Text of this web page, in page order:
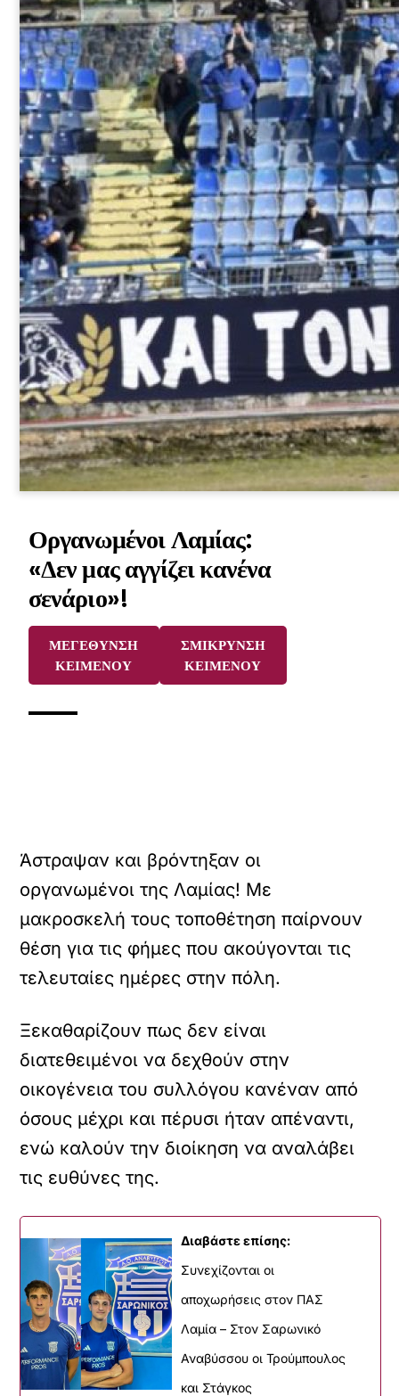
Οργανωμένοι Λαμίας:
«Δεν μας αγγίζει κανένα
σενάριο»!
ΜΕΓΕΘΥΝΣΗ
ΚΕΙΜΕΝΟΥ
ΣΜΙΚΡΥΝΣΗ
ΚΕΙΜΕΝΟΥ
Άστραψαν και βρόντηξαν οι
οργανωμένοι της Λαμίας! Με
μακροσκελή τους τοποθέτηση παίρνουν
θέση για τις φήμες που ακούγονται τις
τελευταίες ημέρες στην πόλη.
Ξεκαθαρίζουν πως δεν είναι
διατεθειμένοι να δεχθούν στην
οικογένεια του συλλόγου κανέναν από
όσους μέχρι και πέρυσι ήταν απέναντι,
ενώ καλούν την διοίκηση να αναλάβει
τις ευθύνες της.
Διαβάστε επίσης:
Συνεχίζονται οι
αποχωρήσεις στον ΠΑΣ
Λαμία – Στον Σαρωνικό
Αναβύσσου οι Τρούμπουλος
και Στάγκος